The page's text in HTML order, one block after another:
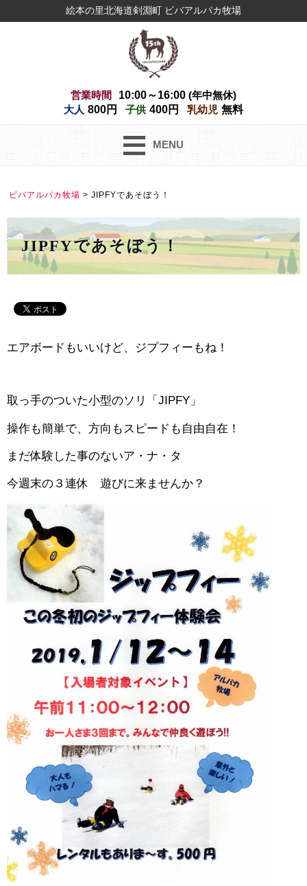
絵本の里北海道剣淵町 ビバアルパカ牧場
営業時間 10:00～16:00 (年中無休)
大人 800円 子供 400円 乳幼児 無料
MENU
ビバアルパカ牧場 > JIPFYであそぼう！
JIPFYであそぼう！
エアボードもいいけど、ジプフィーもね！
取っ手のついた小型のソリ「JIPFY」
操作も簡単で、方向もスピードも自由自在！
まだ体験した事のないア・ナ・タ
今週末の３連休 遊びに来ませんか？